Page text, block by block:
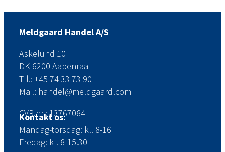
Meldgaard Handel A/S
Askelund 10
DK-6200 Aabenraa
Tlf.: +45 74 33 73 90
Mail: handel@meldgaard.com
CVR.nr.: 13767084
Kontakt os:
Mandag-torsdag: kl. 8-16
Fredag: kl. 8-15.30